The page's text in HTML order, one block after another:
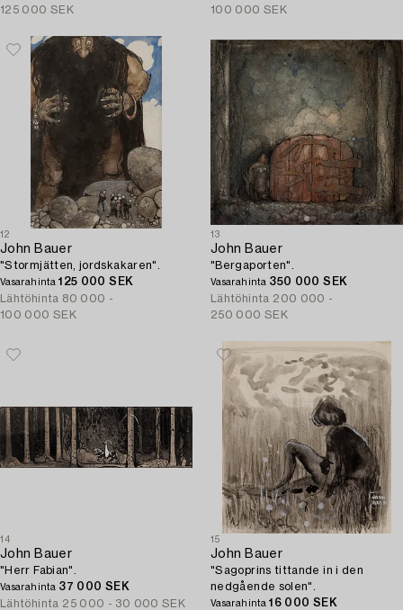
125 000 SEK
100 000 SEK
12
John Bauer
"Stormjätten, jordskakaren".
Vasarahinta125 000 SEK
Lähtöhinta 80 000 -
100 000 SEK
13
John Bauer
"Bergaporten".
Vasarahinta 350 000 SEK
Lähtöhinta 200 000 -
250 000 SEK
14
John Bauer
"Herr Fabian".
Vasarahinta 37 000 SEK
Lähtöhinta 25 000 - 30 000 SEK
15
John Bauer
"Sagoprins tittande in i den
nedgående solen".
Vasarahinta16 000 SEK